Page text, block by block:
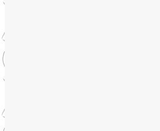
организм поддерживает состояние
без вашего участия. Вес тела
предпочтительном для здоровья
механизму обратной связи. И
основным носителем информации в
Напрашивается вопрос: откуда же
Ведь у полных людей жировой
лептина вырабатывается огромное